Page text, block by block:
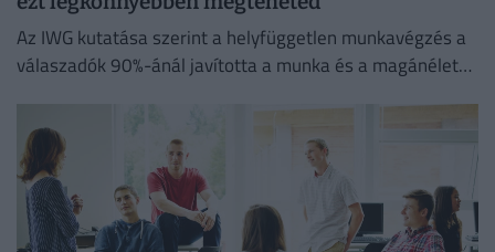
Az IWG kutatása szerint a helyfüggetlen munkavégzés a
válaszadók 90%-ánál javította a munka és a magánélet